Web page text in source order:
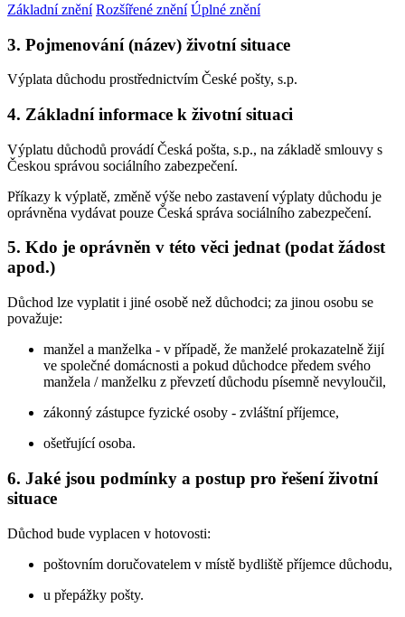
Základní znění Rozšířené znění Úplné znění
3. Pojmenování (název) životní situace
Výplata důchodu prostřednictvím České pošty, s.p.
4. Základní informace k životní situaci
Výplatu důchodů provádí Česká pošta, s.p., na základě smlouvy s
Českou správou sociálního zabezpečení.
Příkazy k výplatě, změně výše nebo zastavení výplaty důchodu je
oprávněna vydávat pouze Česká správa sociálního zabezpečení.
5. Kdo je oprávněn v této věci jednat (podat žádost
apod.)
Důchod lze vyplatit i jiné osobě než důchodci; za jinou osobu se
považuje:
manžel a manželka - v případě, že manželé prokazatelně žijí
ve společné domácnosti a pokud důchodce předem svého
manžela / manželku z převzetí důchodu písemně nevyloučil,
zákonný zástupce fyzické osoby - zvláštní příjemce,
ošetřující osoba.
6. Jaké jsou podmínky a postup pro řešení životní
situace
Důchod bude vyplacen v hotovosti:
poštovním doručovatelem v místě bydliště příjemce důchodu,
u přepážky pošty.